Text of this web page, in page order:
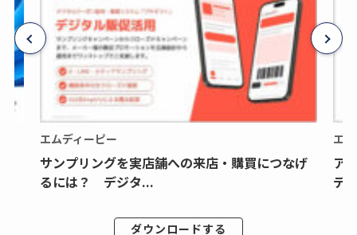
エムディーピー
サンプリングを実店舗への来店・購買につなげ
るには？ デジタ...
ダウンロードする
エ
ア
デ